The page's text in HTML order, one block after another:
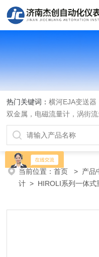
热门关键词：横河EJA变送器
双金属，电磁流量计，涡街
计，超声波液位计
当前位置：首页 > 产品
计 > HIROLI系列一体式